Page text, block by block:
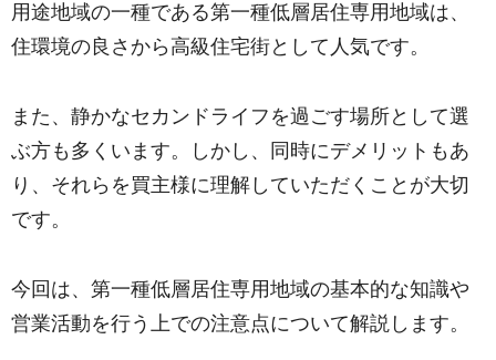
用途地域の一種である第一種低層居住専用地域は、
住環境の良さから高級住宅街として人気です。
また、静かなセカンドライフを過ごす場所として選
ぶ方も多くいます。しかし、同時にデメリットもあ
り、それらを買主様に理解していただくことが大切
です。
今回は、第一種低層居住専用地域の基本的な知識や
営業活動を行う上での注意点について解説します。